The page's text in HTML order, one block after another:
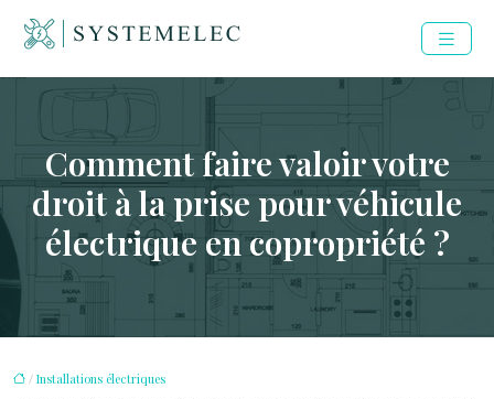
Comment faire valoir votre
droit à la prise pour véhicule
électrique en copropriété ?
/ Installations électriques